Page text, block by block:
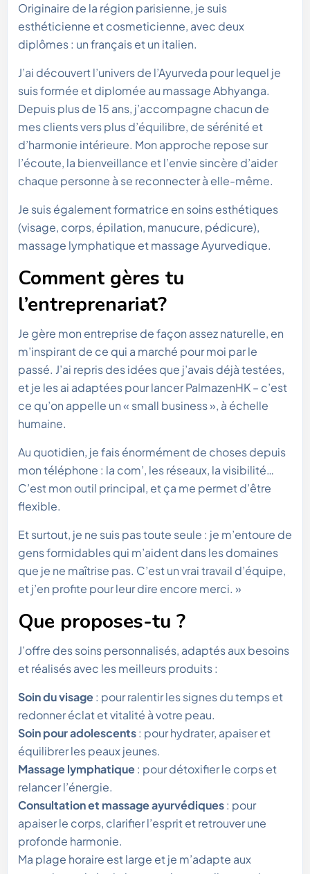
Originaire de la région parisienne, je suis
esthéticienne et cosmeticienne, avec deux
diplômes : un français et un italien.
J’ai découvert l’univers de l’Ayurveda pour lequel je
suis formée et diplomée au massage Abhyanga.
Depuis plus de 15 ans, j’accompagne chacun de
mes clients vers plus d’équilibre, de sérénité et
d’harmonie intérieure. Mon approche repose sur
l’écoute, la bienveillance et l’envie sincère d’aider
chaque personne à se reconnecter à elle-même.
Je suis également formatrice en soins esthétiques
(visage, corps, épilation, manucure, pédicure),
massage lymphatique et massage Ayurvedique.
Comment gères tu
l’entreprenariat?
Je gère mon entreprise de façon assez naturelle, en
m’inspirant de ce qui a marché pour moi par le
passé. J’ai repris des idées que j’avais déjà testées,
et je les ai adaptées pour lancer PalmazenHK – c’est
ce qu’on appelle un « small business », à échelle
humaine.
Au quotidien, je fais énormément de choses depuis
mon téléphone : la com’, les réseaux, la visibilité…
C’est mon outil principal, et ça me permet d’être
flexible.
Et surtout, je ne suis pas toute seule : je m’entoure de
gens formidables qui m’aident dans les domaines
que je ne maîtrise pas. C’est un vrai travail d’équipe,
et j’en profite pour leur dire encore merci. »
Que proposes-tu ?
J’offre des soins personnalisés, adaptés aux besoins
et réalisés avec les meilleurs produits :
Soin du visage: pour ralentir les signes du temps et
redonner éclat et vitalité à votre peau.
Soin pour adolescents: pour hydrater, apaiser et
équilibrer les peaux jeunes.
Massage lymphatique: pour détoxifier le corps et
relancer l’énergie.
Consultation et massage ayurvédiques: pour
apaiser le corps, clarifier l’esprit et retrouver une
profonde harmonie.
Ma plage horaire est large et je m’adapte aux